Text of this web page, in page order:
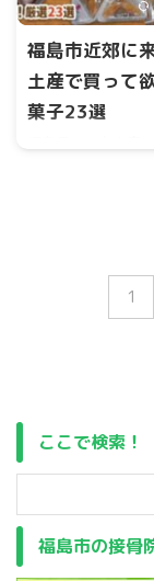
『ぬま屋』があり
夜もとても人気の
す。 今回は、二郎
が好きな方にぬま
ポートします。
福島市近郊に
土産で買って
菓子23選
す。 ※順不同です
1
ここで検索！
福島市の接骨